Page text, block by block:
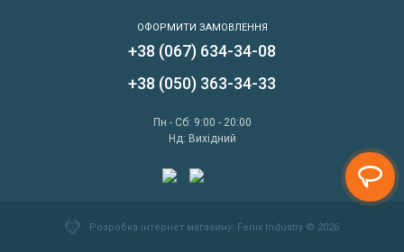
ОФОРМИТИ ЗАМОВЛЕННЯ
+38 (067) 634-34-08
+38 (050) 363-34-33
Пн - Сб: 9:00 - 20:00
Нд: Вихідний
Розробка інтернет магазину: Fenix Industry © 2026